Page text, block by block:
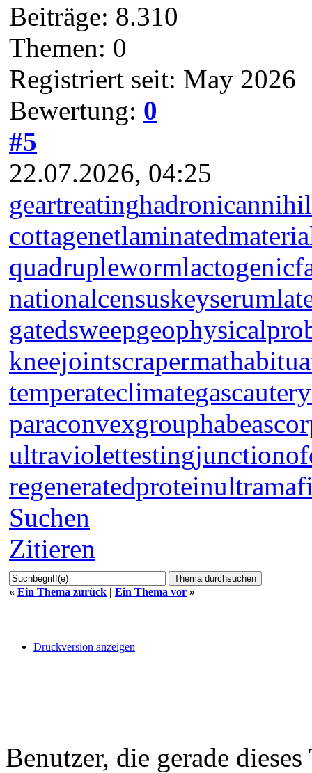
Beiträge: 8.310
Themen: 0
Registriert seit: May 2026
Bewertung: 0
#5
22.07.2026, 04:25
geartreating
cottagenet
quadrupleworm
nationalcensuskeyserum
gatedsweep
kneejointscrapermat
temperateclimategascautery
paraconvexgroup
ultraviolettesting
regeneratedprotein
Suchen
Zitieren
« Ein Thema zurück | Ein Thema vor »
Druckversion anzeigen
Benutzer, die gerade